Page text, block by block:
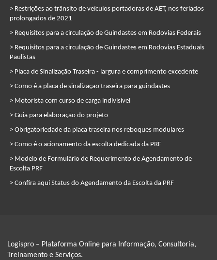
> Restrições ao trânsito de veículos portadoras de AET, nos feriados
prolongados de 2021
> Requisitos para a circulação de Guindastes em Rodovias Federais
> Requisitos para a circulação de Guindastes em Rodovias Estaduais
Paulistas
> Placa de Sinalização Traseira - largura e comprimento excedente
> Como é a placa de sinalização traseira para guindastes
> Motorista com curso de carga indivisível
> Guia para elaboração do projeto
> Obrigatoriedade da placa traseira nos reboques modulares
> Como é o acionamento da escolta dedicada da PRF
> Modelo de Formulário de Requerimento de Agendamento de
Escolta PRF
> Confira aqui Status do Agendamento da Escolta da PRF
Logispro – Plataforma Online para Informação, Consultoria,
Treinamento e Serviços.